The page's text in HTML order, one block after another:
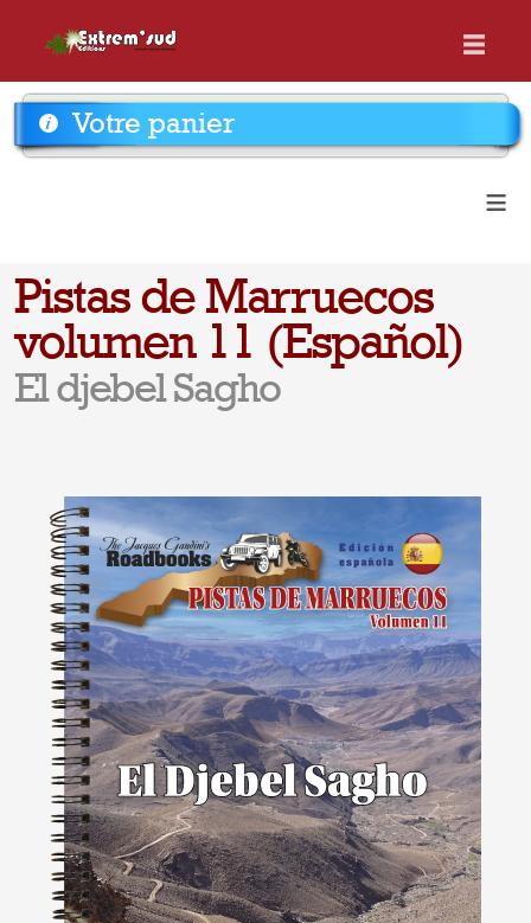
Votre panier
≡
Pistas de Marruecos
volumen 11 (Español)
El djebel Sagho